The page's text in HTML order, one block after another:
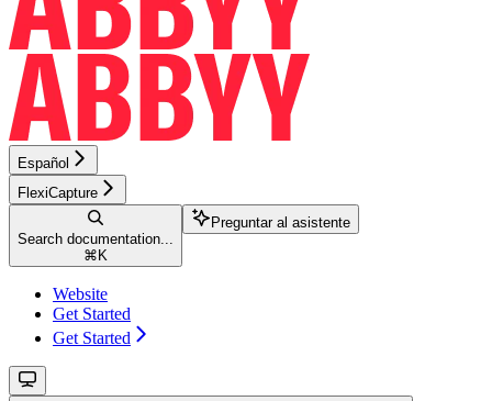
Español
FlexiCapture
Search documentation...
⌘ K
Preguntar al asistente
Website
Get Started
Get Started